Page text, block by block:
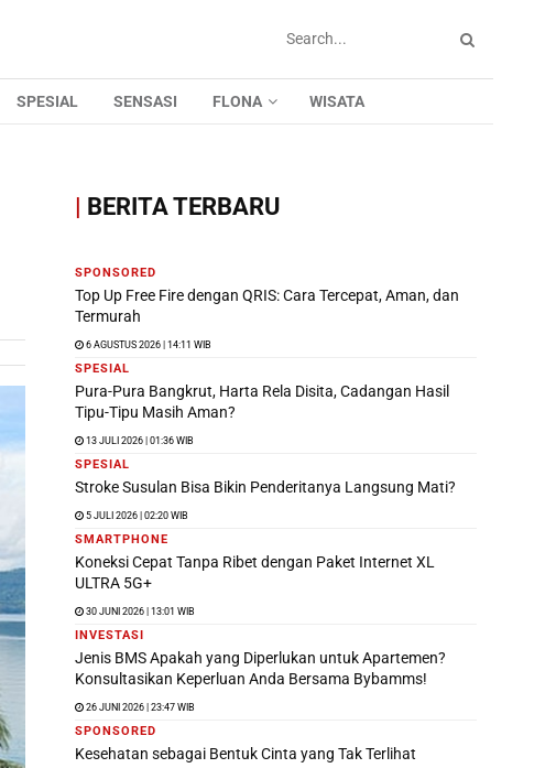
SPESIAL SENSASI FLONA WISATA
| BERITA TERBARU
SPONSORED
Top Up Free Fire dengan QRIS: Cara Tercepat, Aman, dan
Termurah
6 AGUSTUS 2026 | 14:11 WIB
SPESIAL
Pura-Pura Bangkrut, Harta Rela Disita, Cadangan Hasil
Tipu-Tipu Masih Aman?
13 JULI 2026 | 01:36 WIB
SPESIAL
Stroke Susulan Bisa Bikin Penderitanya Langsung Mati?
5 JULI 2026 | 02:20 WIB
SMARTPHONE
Koneksi Cepat Tanpa Ribet dengan Paket Internet XL
ULTRA 5G+
30 JUNI 2026 | 13:01 WIB
INVESTASI
Jenis BMS Apakah yang Diperlukan untuk Apartemen?
Konsultasikan Keperluan Anda Bersama Bybamms!
26 JUNI 2026 | 23:47 WIB
SPONSORED
Kesehatan sebagai Bentuk Cinta yang Tak Terlihat